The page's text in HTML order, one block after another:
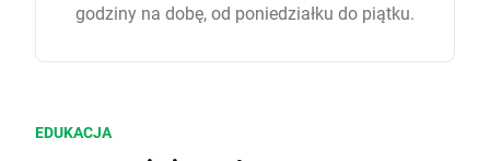
godziny na dobę, od poniedziałku do piątku.
EDUKACJA